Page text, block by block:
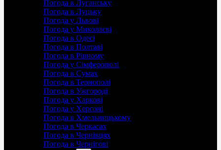
Погода в Луганську
Погода в Луцьку
Погода у Львові
Погода у Миколаєві
Погода в Одесі
Погода в Полтаві
Погода в Рівному
Погода у Сімферополі
Погода в Сумах
Погода в Тернополі
Погода в Ужгороді
Погода у Харкові
Погода у Херсоні
Погода в Хмельницькому
Погода в Черкасах
Погода в Чернівцях
Погода в Чернігові